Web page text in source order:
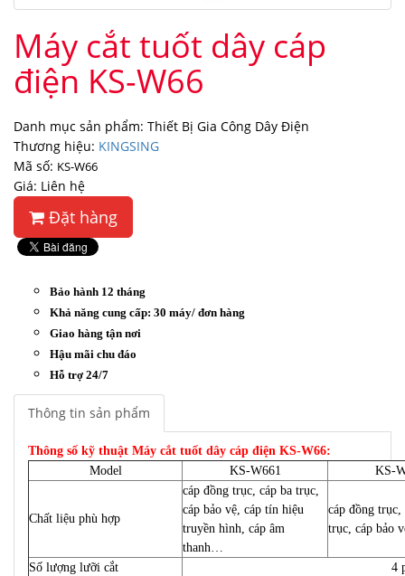
Máy cắt tuốt dây cáp
điện KS-W66
Danh mục sản phẩm: Thiết Bị Gia Công Dây Điện
Thương hiệu: KINGSING
Mã số: KS-W66
Giá: Liên hệ
Đặt hàng
Bảo hành 12 tháng
Khả năng cung cấp: 30 máy/ đơn hàng
Giao hàng tận nơi
Hậu mãi chu đáo
Hỗ trợ 24/7
Thông tin sản phẩm
Thông số kỹ thuật Máy cắt tuốt dây cáp điện KS-W66:
Model
KS-W661 KS-
Chất liệu phù hợp
cáp đồng trục, cáp ba trục,
cáp bảo vệ, cáp tín hiệu
truyền hình, cáp âm
thanh…
cáp đồng trục,
trục, cáp bảo
Số lượng lưỡi cắt
4